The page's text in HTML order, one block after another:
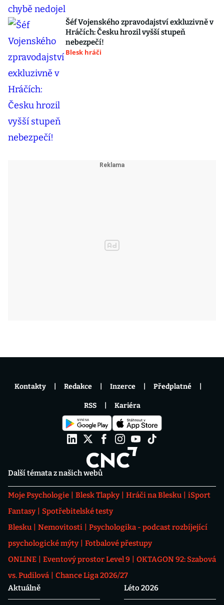
Šéf Vojenského zpravodajství exkluzivně v
Hráčích: Česku hrozil vyšší stupeň
nebezpečí!
Blesk hráči
Další témata z našich webů
Moje Psychologie Blesk Tlapky Hráči na Blesku
iSport
Fantasy
Spotřebitelské testy
Blesku
Nemovitosti
Psychologika - podcast rozbíjející
psychologické mýty
Fotbalové přestupy
ONLINE
Eventový prostor Level 9
OKTAGON 92: Szabová
vs. Pudilová
Chance Liga 2026/27
Aktuálně
Léto 2026
Kontakty Redakce Inzerce Předplatné
RSS Kariéra